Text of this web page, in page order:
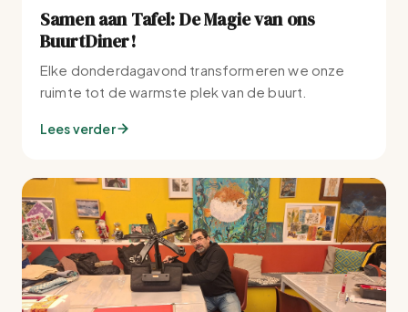
Samen aan Tafel: De Magie van ons
BuurtDiner!
Elke donderdagavond transformeren we onze
ruimte tot de warmste plek van de buurt.
Lees verder